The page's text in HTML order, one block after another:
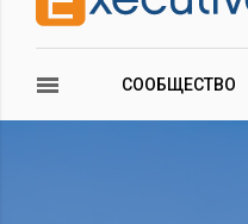
СООБЩЕСТВО